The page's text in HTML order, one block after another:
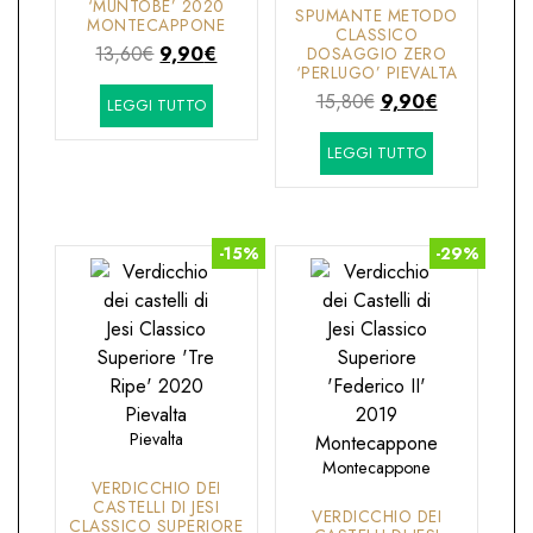
‘MUNTOBE’ 2020
MONTECAPPONE
13,60€ Il
prezzo
originale
era:
9,90€
è:
LEGGI TUTTO
SPUMANTE METODO
CLASSICO
DOSAGGIO ZERO
‘PERLUGO’ PIEVALTA
15,80€ Il
prezzo
originale
era:
9,90€Il
è:
LEGGI TUTTO
-15%
Pievalta
VERDICCHIO DEI
CASTELLI DI JESI
CLASSICO SUPERIORE
-29%
Montecappone
VERDICCHIO DEI